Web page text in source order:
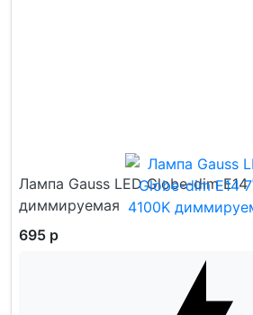
Лампа Gauss LED Globe-dim E14
диммируемая
695 р